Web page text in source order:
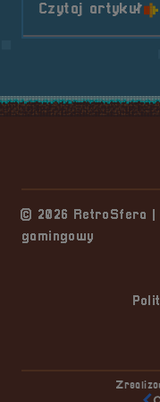
Czytaj artykuło
© 2026 RetroSfera
gamingowy